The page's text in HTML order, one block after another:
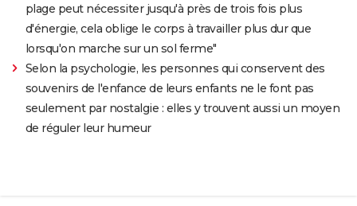
plage peut nécessiter jusqu'à près de trois fois plus
d'énergie, cela oblige le corps à travailler plus dur que
lorsqu'on marche sur un sol ferme"
Selon la psychologie, les personnes qui conservent des
souvenirs de l'enfance de leurs enfants ne le font pas
seulement par nostalgie : elles y trouvent aussi un moyen
de réguler leur humeur